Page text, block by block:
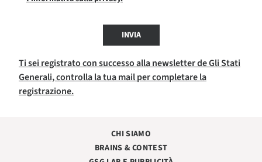
INVIA
Ti sei registrato con successo alla newsletter de Gli Stati
Generali, controlla la tua mail per completare la
registrazione.
CHI SIAMO
BRAINS & CONTEST